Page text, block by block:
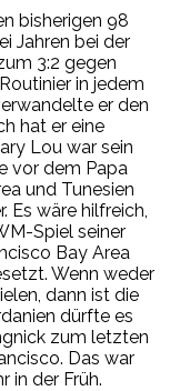
bisherigen 98
Jahren bei der
3:2 gegen
in jedem
er den
hat er eine
Lou war sein
vor dem Papa
und Tunesien
Es wäre hilfreich,
Spiel seiner
Bay Area
Wenn weder
dann ist die
dürfte es
zum letzten
Das war
in der Früh.